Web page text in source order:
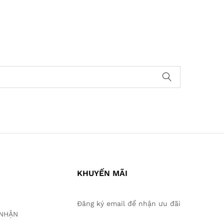
KHUYẾN MÃI
Đăng ký email để nhận ưu đãi